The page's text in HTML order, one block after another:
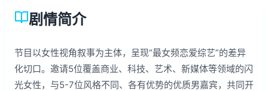
剧情简介
节目以女性视角叙事为主体，呈现“最女频恋爱综艺”的差异
化切口。邀请5位覆盖商业、科技、艺术、新媒体等领域的闪
光女性，与5-7位风格不同、各有优势的优质男嘉宾，共同开